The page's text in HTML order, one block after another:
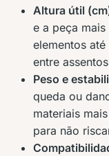
Altura útil
e a peça
elementos
entre
Peso e
queda ou
materiais
para não